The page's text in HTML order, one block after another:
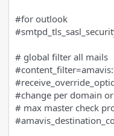
#for outlook
# global filter all mails
#change per domain
# max master check